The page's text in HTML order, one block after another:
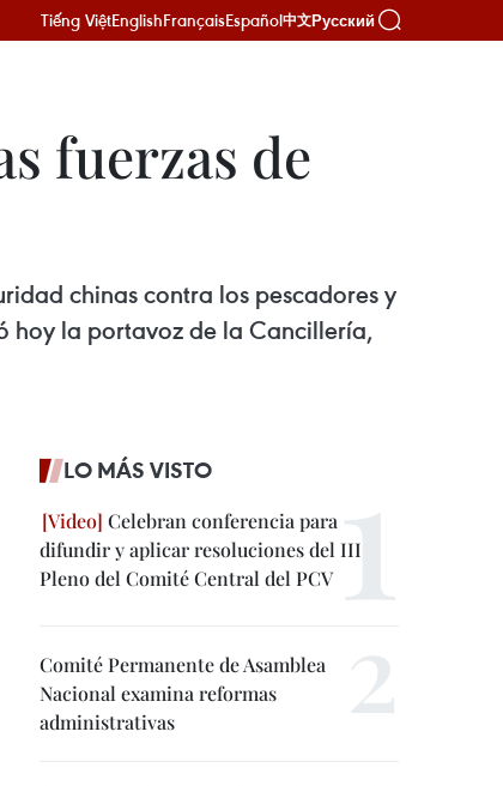
Tiếng ViệtEnglishFrançaisEspañol中文Русский
fuerzas de
chinas contra los pescadores y
hoy la portavoz de la Cancillería,
LO MÁS VISTO
Celebran conferencia para
difundir y aplicar resoluciones del III
Pleno del Comité Central del PCV
Comité Permanente de Asamblea
Nacional examina reformas
administrativas